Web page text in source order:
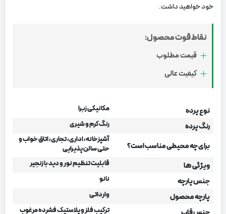
خود خواهید داشت.
نقاط قوت محصول:
قیمت مطلوب
کیفیت عالی
نوع پرده مکانیکی زبرا
رنگ پرده رنگ کرم و شیری
برای چه محیطی مناسب است؟
آشپزخانه، اداری، تجاری، اتاق خواب و
حتی سالن پذیرایی
ویژگی ها قابلیت تنظیم نور و دید با زنجیر
جنس پارچه نانو
پارچه محصول وارداتی
ترکیب فلز و پلاستیک فشرده مرغوب